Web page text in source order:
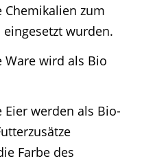
Chemikalien zum
wurden.
Ware wird als Bio
werden als Bio-
Farbe des